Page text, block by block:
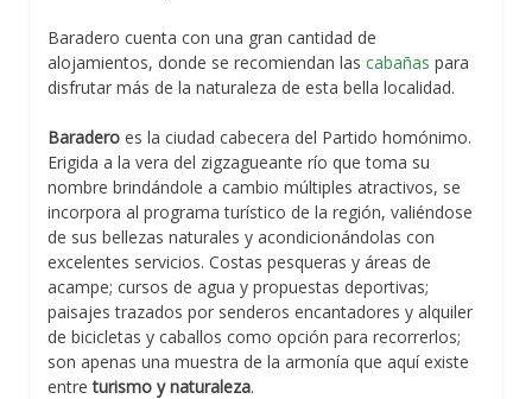
Baradero cuenta con una gran cantidad de
alojamientos, donde se recomiendan las cabañas para
disfrutar más de la naturaleza de esta bella localidad.
Baradero es la ciudad cabecera del Partido homónimo.
Erigida a la vera del zigzagueante río que toma su
nombre brindándole a cambio múltiples atractivos, se
incorpora al programa turístico de la región, valiéndose
de sus bellezas naturales y acondicionándolas con
excelentes servicios. Costas pesqueras y áreas de
acampe; cursos de agua y propuestas deportivas;
paisajes trazados por senderos encantadores y alquiler
de bicicletas y caballos como opción para recorrerlos;
son apenas una muestra de la armonía que aquí existe
entreturismo y naturaleza.